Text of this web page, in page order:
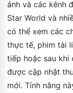
ảnh và các kênh
Star World và
có thể xem các
thực tế, phim tài
tiếp hoặc sau khi
được cập nhật
mới. Tính năng